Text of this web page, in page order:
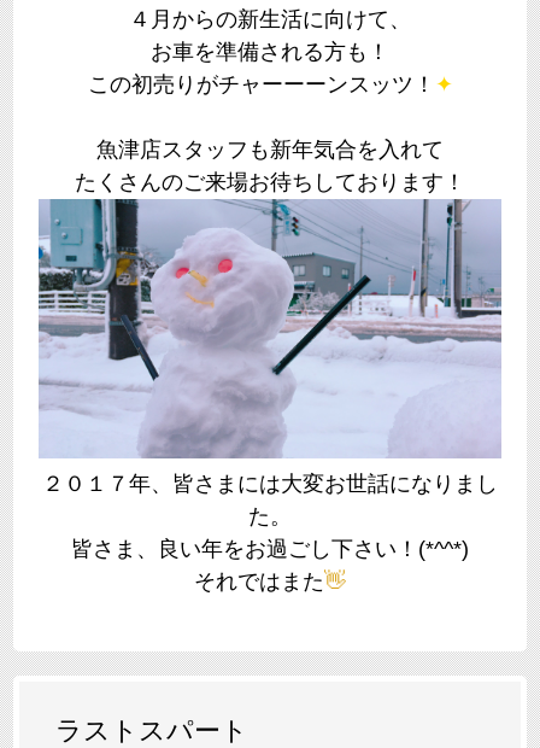
４月からの新生活に向けて、
お車を準備される方も！
この初売りがチャーーーンスッツ！ ✦
魚津店スタッフも新年気合を入れて
たくさんのご来場お待ちしております！
２０１７年、皆さまには大変お世話になりまし
た。
皆さま、良い年をお過ごし下さい！(*^^*)
それではまた👋
ラストスパート